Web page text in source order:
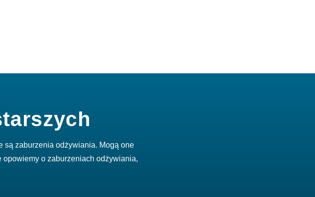
są zaburzenia odżywiania. Mogą one
o zaburzeniach odżywiania,